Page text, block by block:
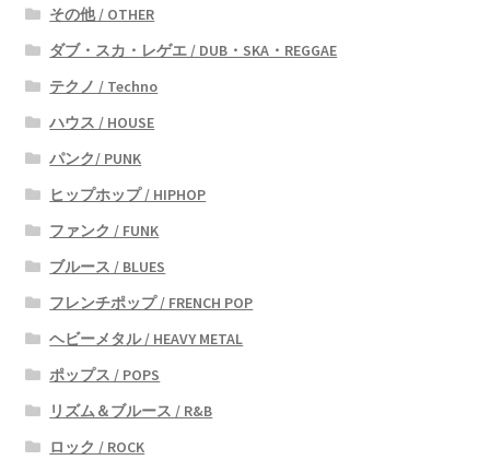
その他 / OTHER
ダブ・スカ・レゲエ / DUB・SKA・REGGAE
テクノ / Techno
ハウス / HOUSE
パンク/ PUNK
ヒップホップ / HIPHOP
ファンク / FUNK
ブルース / BLUES
フレンチポップ / FRENCH POP
ヘビーメタル / HEAVY METAL
ポップス / POPS
リズム＆ブルース / R&B
ロック / ROCK